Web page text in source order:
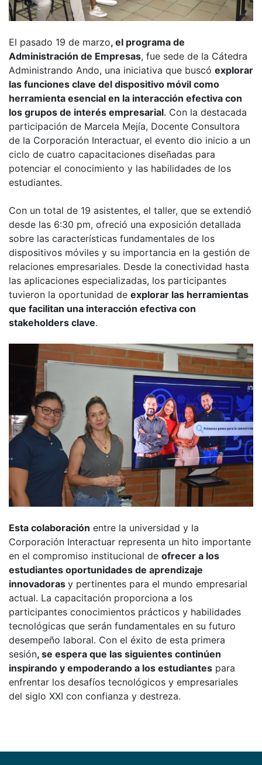
El pasado 19 de marzo, el programa de
Administración de Empresas, fue sede de la Cátedra
Administrando Ando, una iniciativa que buscó explorar
las funciones clave del dispositivo móvil como
herramienta esencial en la interacción efectiva con
los grupos de interés empresarial. Con la destacada
participación de Marcela Mejía, Docente Consultora
de la Corporación Interactuar, el evento dio inicio a un
ciclo de cuatro capacitaciones diseñadas para
potenciar el conocimiento y las habilidades de los
estudiantes.
Con un total de 19 asistentes, el taller, que se extendió
desde las 6:30 pm, ofreció una exposición detallada
sobre las características fundamentales de los
dispositivos móviles y su importancia en la gestión de
relaciones empresariales. Desde la conectividad hasta
las aplicaciones especializadas, los participantes
tuvieron la oportunidad de explorar las herramientas
que facilitan una interacción efectiva con
stakeholders clave.
Esta colaboración entre la universidad y la
Corporación Interactuar representa un hito importante
en el compromiso institucional de ofrecer a los
estudiantes oportunidades de aprendizaje
innovadoras y pertinentes para el mundo empresarial
actual. La capacitación proporciona a los
participantes conocimientos prácticos y habilidades
tecnológicas que serán fundamentales en su futuro
desempeño laboral. Con el éxito de esta primera
sesión, se espera que las siguientes continúen
inspirando y empoderando a los estudiantes para
enfrentar los desafíos tecnológicos y empresariales
del siglo XXI con confianza y destreza.